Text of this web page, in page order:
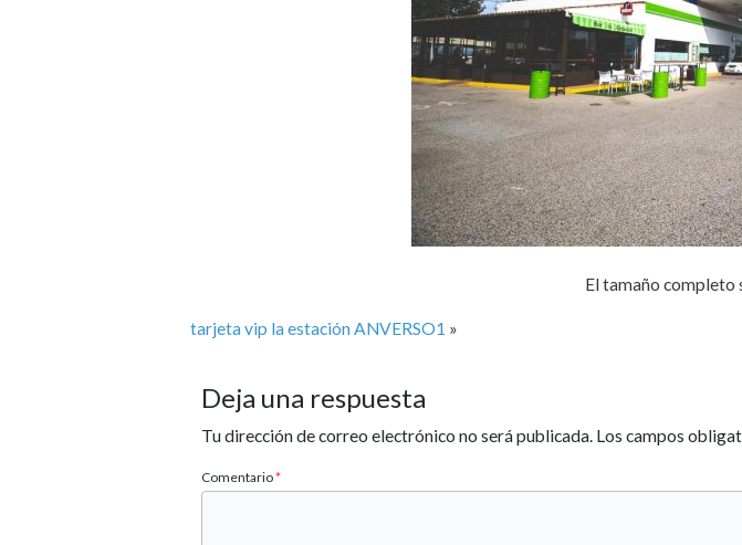
El tamaño completo
tarjeta vip la estación ANVERSO1 »
Deja una respuesta
Tu dirección de correo electrónico no será publicada. Los campos
Comentario*